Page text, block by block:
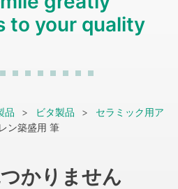
to your quality
品 ビタ製品
セラミック用ア
ン築盛用 筆
かりません